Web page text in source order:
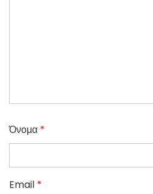
Όνομα *
Email *